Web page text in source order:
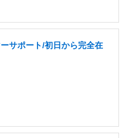
サポート/初日から完全在